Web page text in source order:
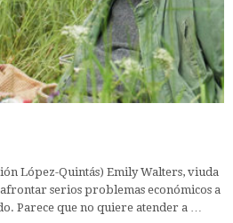
López-Quintás) Emily Walters, viuda
afrontar serios problemas económicos a
Parece que no quiere atender a …